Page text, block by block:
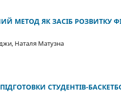
МЕТОД ЯК ЗАСІБ РОЗВИТКУ
Наталя Матузна
СТУДЕНТІВ-